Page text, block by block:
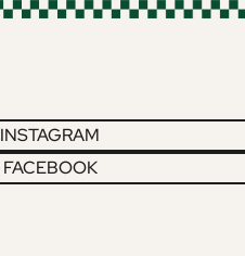
INSTAGRAM
FACEBOOK